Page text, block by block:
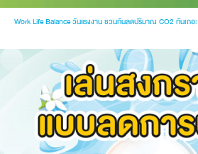
Work Life Balance วันแรงงาน ชวนกันลดปริมาณ CO2 กันเถอะ